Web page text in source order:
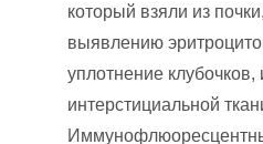
который взяли из
выявлению
уплотнение
интерстициальной